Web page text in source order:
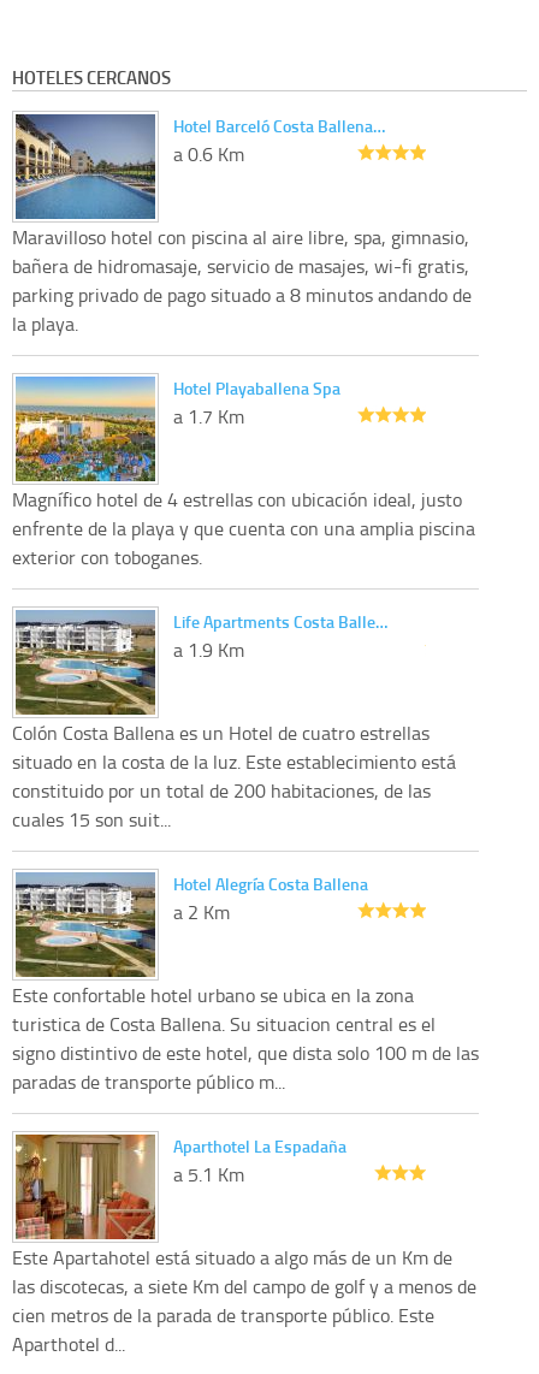
HOTELES CERCANOS
Hotel Barceló Costa Ballena…
a 0.6 Km
Maravilloso hotel con piscina al aire libre, spa, gimnasio,
bañera de hidromasaje, servicio de masajes, wi-fi gratis,
parking privado de pago situado a 8 minutos andando de
la playa.
Hotel Playaballena Spa
a 1.7 Km
Magnífico hotel de 4 estrellas con ubicación ideal, justo
enfrente de la playa y que cuenta con una amplia piscina
exterior con toboganes.
Life Apartments Costa Balle…
a 1.9 Km
Colón Costa Ballena es un Hotel de cuatro estrellas
situado en la costa de la luz. Este establecimiento está
constituido por un total de 200 habitaciones, de las
cuales 15 son suit...
Hotel Alegría Costa Ballena
a 2 Km
Este confortable hotel urbano se ubica en la zona
turistica de Costa Ballena. Su situacion central es el
signo distintivo de este hotel, que dista solo 100 m de las
paradas de transporte público m...
Aparthotel La Espadaña
a 5.1 Km
Este Apartahotel está situado a algo más de un Km de
las discotecas, a siete Km del campo de golf y a menos de
cien metros de la parada de transporte público. Este
Aparthotel d...